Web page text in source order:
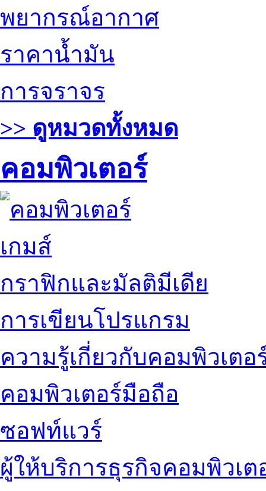
พยากรณ์อากาศ
ราคาน้ำมัน
การจราจร
>> ดูหมวดทั้งหมด
คอมพิวเตอร์
เกมส์
กราฟิกและมัลติมีเดีย
การเขียนโปรแกรม
ความรู้เกี่ยวกับคอมพิวเตอ
คอมพิวเตอร์มือถือ
ซอฟท์แวร์
ผู้ให้บริการธุรกิจคอมพิวเต